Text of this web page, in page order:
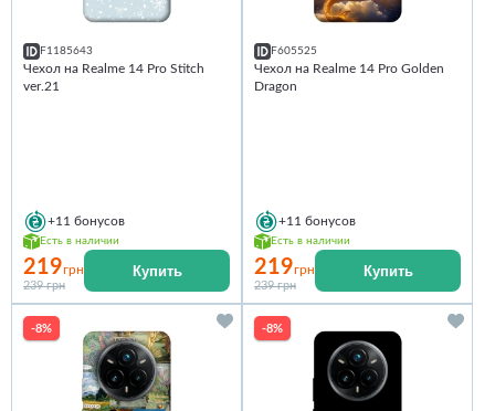
F1185643
Чехол на Realme 14 Pro Stitch
ver.21
+11 бонусов
Есть в наличии
219грн
239 грн
Купить
F605525
Чехол на Realme 14 Pro Golden
Dragon
+11 бонусов
Есть в наличии
219грн
239 грн
Купить
-8% -8%